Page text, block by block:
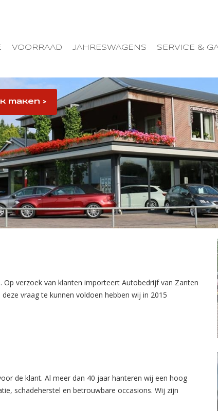
VOORRAAD JAHRESWAGENS SERVICE &
maken >
verzoek van klanten importeert Autobedrijf van Zanten
vraag te kunnen voldoen hebben wij in 2015
de klant. Al meer dan 40 jaar hanteren wij een hoog
schadeherstel en betrouwbare occasions. Wij zijn